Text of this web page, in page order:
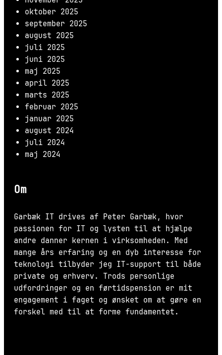
oktober 2025
september 2025
august 2025
juli 2025
juni 2025
maj 2025
april 2025
marts 2025
februar 2025
januar 2025
august 2024
juli 2024
maj 2024
Om
Garbæk IT drives af Peter Garbæk, hvor
passionen for IT og lysten til at hjælpe
andre danner kernen i virksomheden. Med
mange års erfaring og en dyb interesse for
teknologi tilbyder jeg IT-support til både
private og erhverv. Trods personlige
udfordringer og en førtidspension er mit
engagement i faget og ønsket om at gøre en
forskel med til at forme fundamentet.